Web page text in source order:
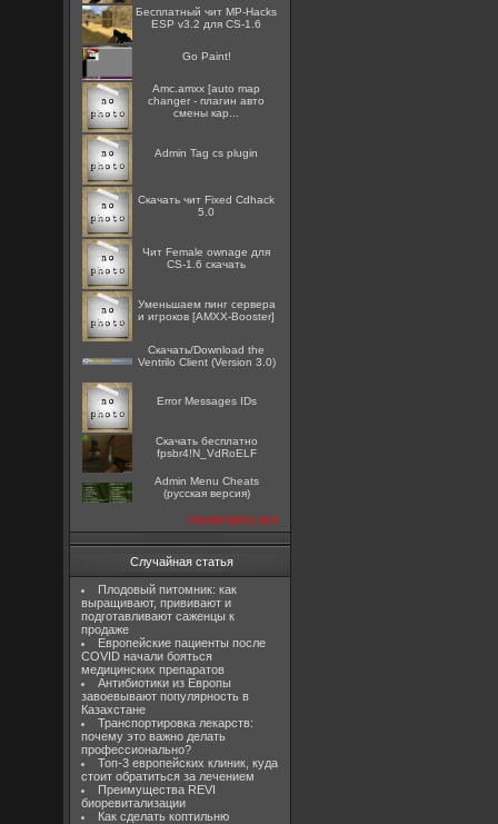
Бесплатный чит MP-Hacks
ESP v3.2 для CS-1.6
Go Paint!
Amc.amxx [auto map
changer - плагин авто
смены кар...
Admin Tag cs plugin
Скачать чит Fixed Cdhack
5.0
Чит Female ownage для
CS-1.6 скачать
Уменьшаем пинг сервера
и игроков [AMXX-Booster]
Скачать/Download the
Ventrilo Client (Version 3.0)
Error Messages IDs
Скачать бесплатно
fpsbr4!N_VdRoELF
Admin Menu Cheats
(русская версия)
посмотреть все
Случайная статья
Плодовый питомник: как
выращивают, прививают и
подготавливают саженцы к
продаже
Европейские пациенты после
COVID начали бояться
медицинских препаратов
Антибиотики из Европы
завоевывают популярность в
Казахстане
Транспортировка лекарств:
почему это важно делать
профессионально?
Топ-3 европейских клиник, куда
стоит обратиться за лечением
Преимущества REVI
биоревитализации
Как сделать коптильню